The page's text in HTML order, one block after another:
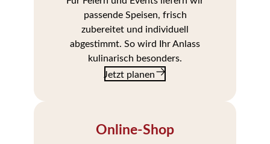
passende Speisen, frisch
zubereitet und individuell
abgestimmt. So wird Ihr Anlass
kulinarisch besonders.
Jetzt planen
Online-Shop